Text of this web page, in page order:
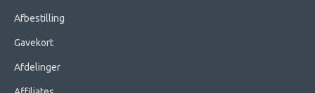
Afbestilling
Gavekort
Afdelinger